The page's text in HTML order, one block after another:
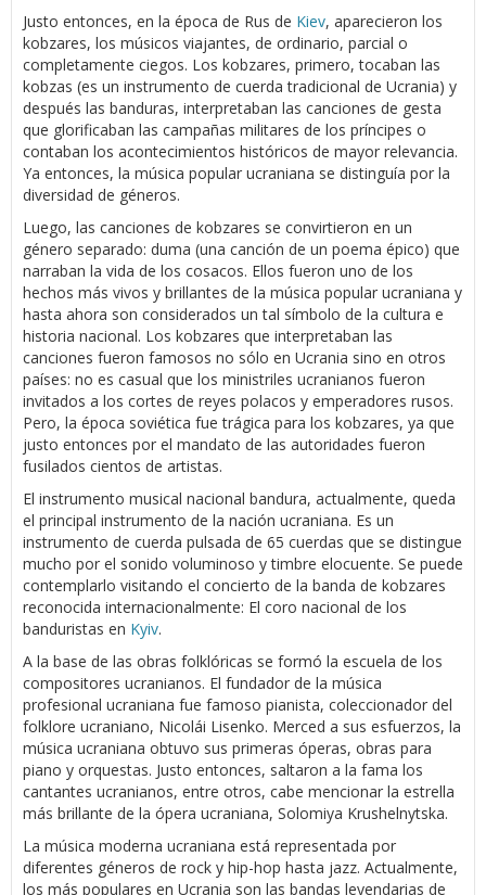
Justo entonces, en la época de Rus de Kiev, aparecieron los
kobzares, los músicos viajantes, de ordinario, parcial o
completamente ciegos. Los kobzares, primero, tocaban las
kobzas (es un instrumento de cuerda tradicional de Ucrania) y
después las banduras, interpretaban las canciones de gesta
que glorificaban las campañas militares de los príncipes o
contaban los acontecimientos históricos de mayor relevancia.
Ya entonces, la música popular ucraniana se distinguía por la
diversidad de géneros.
Luego, las canciones de kobzares se convirtieron en un
género separado: duma (una canción de un poema épico) que
narraban la vida de los cosacos. Ellos fueron uno de los
hechos más vivos y brillantes de la música popular ucraniana y
hasta ahora son considerados un tal símbolo de la cultura e
historia nacional. Los kobzares que interpretaban las
canciones fueron famosos no sólo en Ucrania sino en otros
países: no es casual que los ministriles ucranianos fueron
invitados a los cortes de reyes polacos y emperadores rusos.
Pero, la época soviética fue trágica para los kobzares, ya que
justo entonces por el mandato de las autoridades fueron
fusilados cientos de artistas.
El instrumento musical nacional bandura, actualmente, queda
el principal instrumento de la nación ucraniana. Es un
instrumento de cuerda pulsada de 65 cuerdas que se distingue
mucho por el sonido voluminoso y timbre elocuente. Se puede
contemplarlo visitando el concierto de la banda de kobzares
reconocida internacionalmente: El coro nacional de los
banduristas en Kyiv.
A la base de las obras folklóricas se formó la escuela de los
compositores ucranianos. El fundador de la música
profesional ucraniana fue famoso pianista, coleccionador del
folklore ucraniano, Nicolái Lisenko. Merced a sus esfuerzos, la
música ucraniana obtuvo sus primeras óperas, obras para
piano y orquestas. Justo entonces, saltaron a la fama los
cantantes ucranianos, entre otros, cabe mencionar la estrella
más brillante de la ópera ucraniana, Solomiya Krushelnytska.
La música moderna ucraniana está representada por
diferentes géneros de rock y hip-hop hasta jazz. Actualmente,
los más populares en Ucrania son las bandas leyendarias de